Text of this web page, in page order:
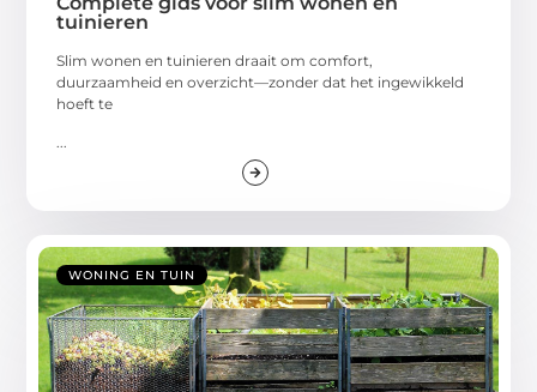
tuinieren
Slim wonen en tuinieren draait om comfort,
duurzaamheid en overzicht—zonder dat het ingewikkeld
hoeft te
...
WONING EN TUIN